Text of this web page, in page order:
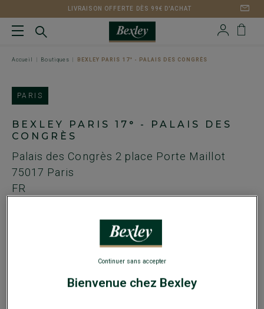
LIVRAISON OFFERTE DÈS 99€ D'ACHAT
Accueil Boutiques BEXLEY PARIS 17° - PALAIS DES CONGRÈS
PARIS
BEXLEY PARIS 17° - PALAIS DES
CONGRÈS
Palais des Congrès 2 place Porte Maillot
75017 Paris
FR
01 81 70 07 76
palais@bexley.fr
HORAIRESBienvenue chez Bexley
Continuer sans accepter